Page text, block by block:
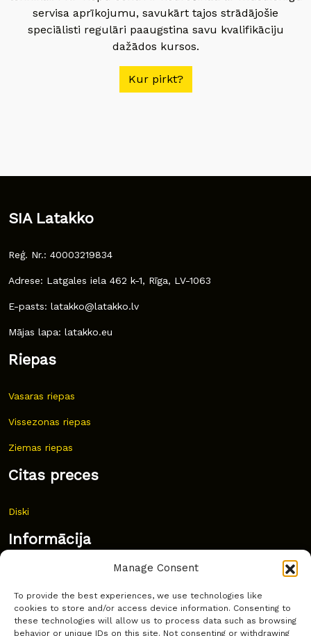
Manage Consent
To provide the best experiences, we use technologies like
cookies to store and/or access device information. Consenting to
these technologies will allow us to process data such as browsing
behavior or unique IDs on this site. Not consenting or withdrawing
servisa aprīkojumu, savukārt tajos strādājošie
speciālisti regulāri paaugstina savu kvalifikāciju
dažādos kursos.
Kur pirkt?
SIA Latakko
Reģ. Nr.: 40003219834
Adrese: Latgales iela 462 k-1, Rīga, LV-1063
E-pasts: latakko@latakko.lv
Mājas lapa: latakko.eu
Riepas
Vasaras riepas
Vissezonas riepas
Ziemas riepas
Citas preces
Diski
Informācija
Bieži uzdoti jautājumi
Kur pirkt?